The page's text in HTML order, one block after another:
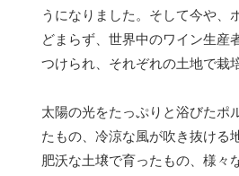
うになりました。そして今や、
どまらず、世界中のワイン生産
つけられ、それぞれの土地で栽
太陽の光をたっぷりと浴びたポ
たもの、冷涼な風が吹き抜ける
肥沃な土壌で育ったもの、様々